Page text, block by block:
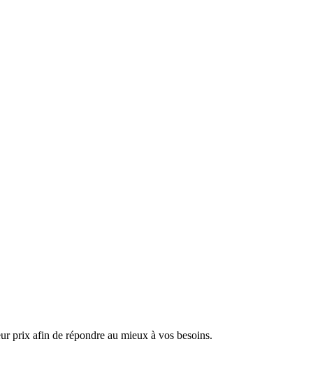
prix afin de répondre au mieux à vos besoins.